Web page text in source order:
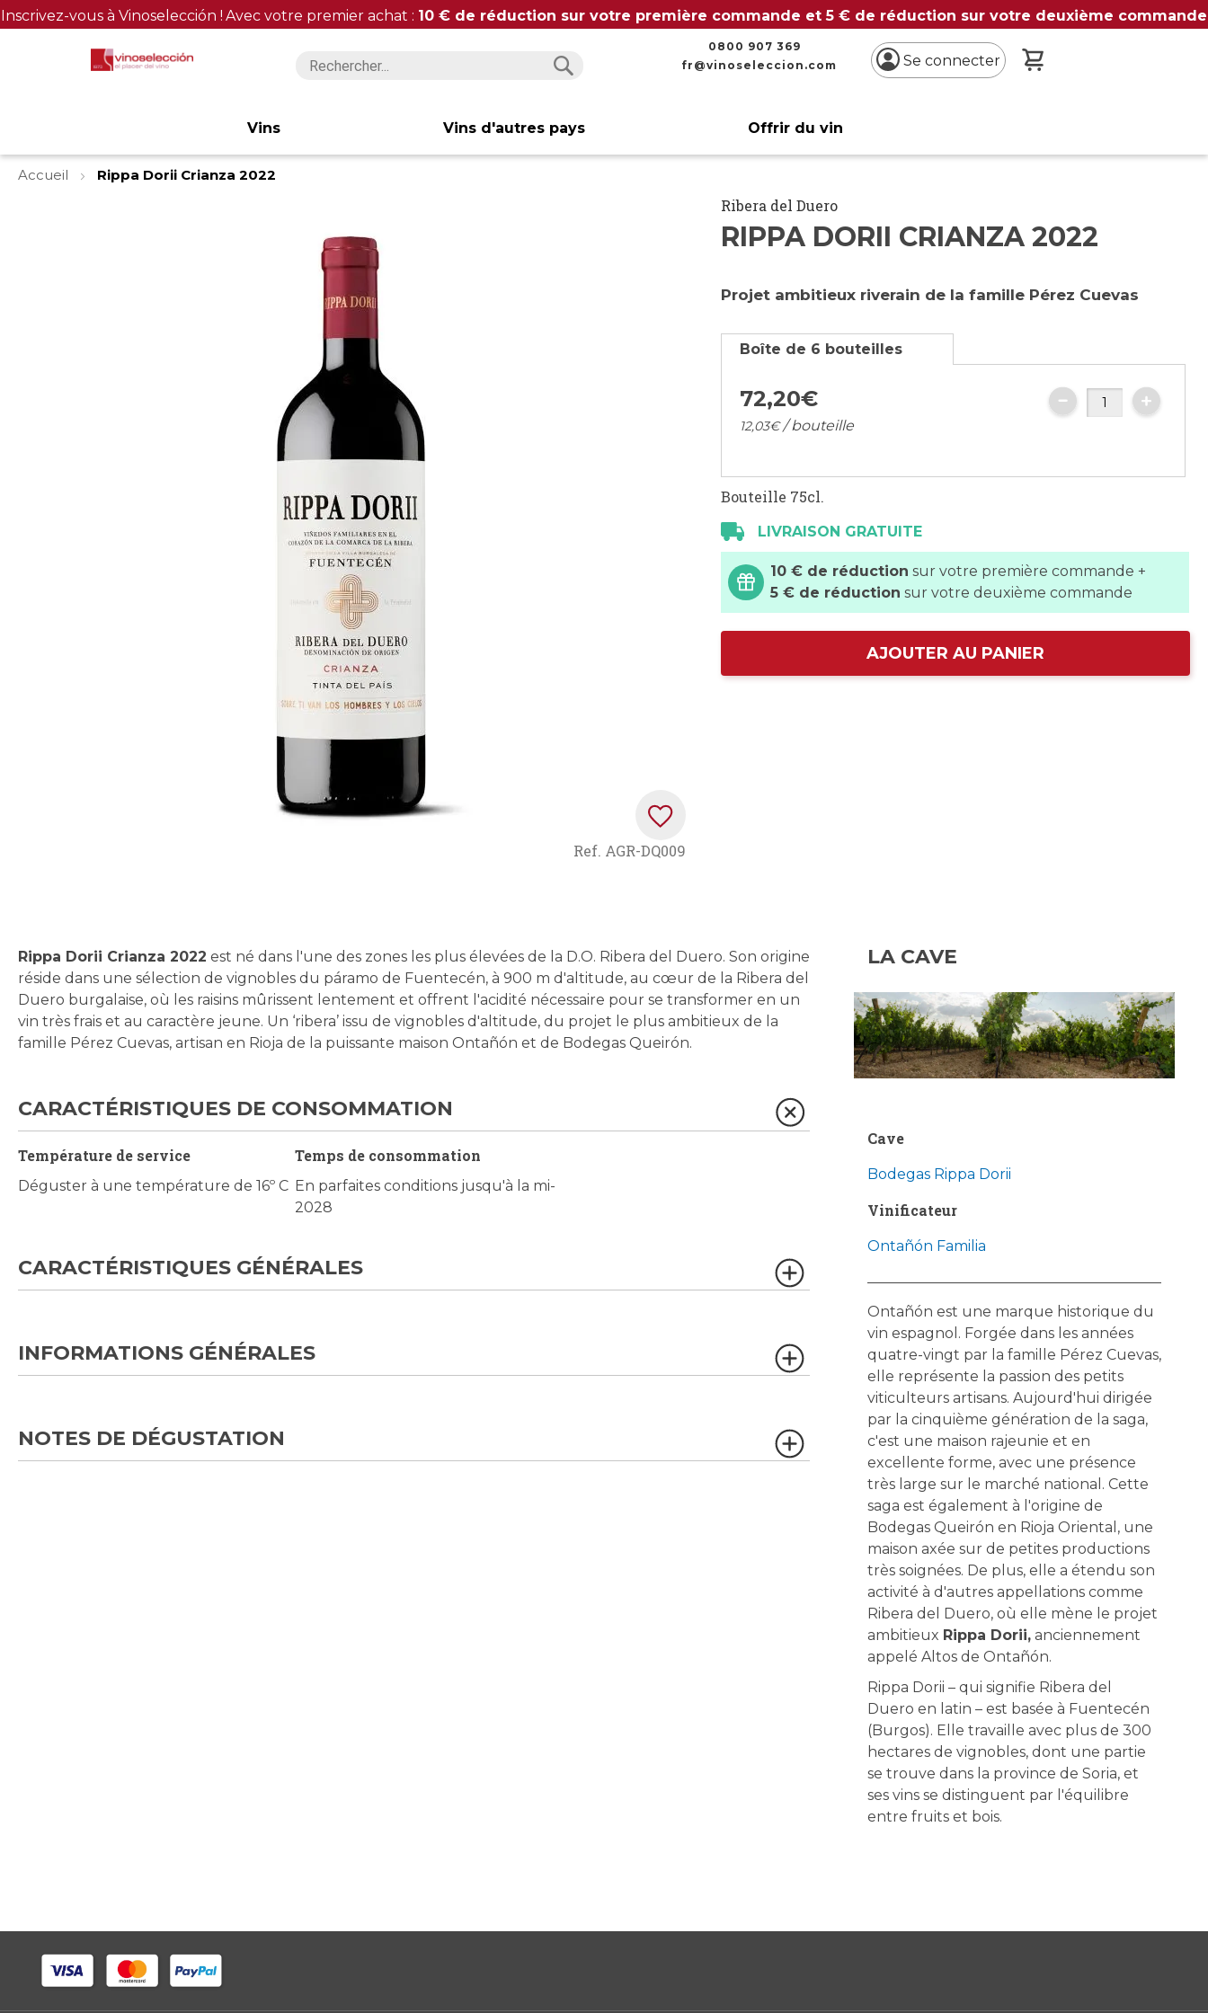
Inscrivez-vous à Vinoselección ! Avec votre premier achat : 10 € de réduction sur votre première commande et 5 € de réduction sur votre deuxième commande
0800 907 369
fr@vinoseleccion.com
Se connecter
Vins Vins d'autres pays Offrir du vin
Accueil
Rippa Dorii Crianza 2022
of
the
images
gallery
Ref. AGR-DQ009
Ribera del Duero
RIPPA DORII CRIANZA 2022
Projet ambitieux riverain de la famille Pérez Cuevas
Boîte de 6 bouteilles
72,20€
12,03€/ bouteille
Bouteille 75cl.
LIVRAISON GRATUITE
10 € de réduction sur votre première commande +
5 € de réduction sur votre deuxième commande
AJOUTER AU PANIER
Rippa Dorii Crianza 2022 est né dans l'une des zones les plus élevées de la D.O. Ribera del Duero. Son origine
réside dans une sélection de vignobles du páramo de Fuentecén, à 900 m d'altitude, au cœur de la Ribera del
Duero burgalaise, où les raisins mûrissent lentement et offrent l'acidité nécessaire pour se transformer en un
vin très frais et au caractère jeune. Un ‘ribera’ issu de vignobles d'altitude, du projet le plus ambitieux de la
famille Pérez Cuevas, artisan en Rioja de la puissante maison Ontañón et de Bodegas Queirón.
CARACTÉRISTIQUES DE CONSOMMATION
Température de service
Déguster à une température de 16º C
Temps de consommation
En parfaites conditions jusqu'à la mi-
2028
CARACTÉRISTIQUES GÉNÉRALES
INFORMATIONS GÉNÉRALES
NOTES DE DÉGUSTATION
LA CAVE
Cave
Bodegas Rippa Dorii
Vinificateur
Ontañón Familia
Ontañón est une marque historique du
vin espagnol. Forgée dans les années
quatre-vingt par la famille Pérez Cuevas,
elle représente la passion des petits
viticulteurs artisans. Aujourd'hui dirigée
par la cinquième génération de la saga,
c'est une maison rajeunie et en
excellente forme, avec une présence
très large sur le marché national. Cette
saga est également à l'origine de
Bodegas Queirón en Rioja Oriental, une
maison axée sur de petites productions
très soignées. De plus, elle a étendu son
activité à d'autres appellations comme
Ribera del Duero, où elle mène le projet
ambitieux Rippa Dorii,anciennement
appelé Altos de Ontañón.
Rippa Dorii – qui signifie Ribera del
Duero en latin – est basée à Fuentecén
(Burgos). Elle travaille avec plus de 300
hectares de vignobles, dont une partie
se trouve dans la province de Soria, et
ses vins se distinguent par l'équilibre
entre fruits et bois.